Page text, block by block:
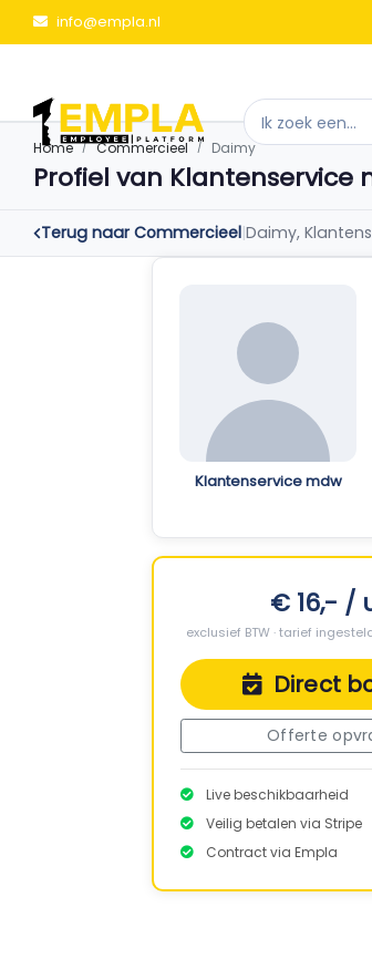
info@empla.nl
Home Commercieel Daimy
Profiel van Klantenservice
Terug naar Commercieel|Daimy,
Klantenservice mdw
€ 16,- /
exclusief BTW · tarief
Direct
Offerte
Live beschikbaarheid
Veilig betalen via Stripe
Contract via Empla